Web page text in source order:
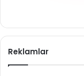
Reklamlar